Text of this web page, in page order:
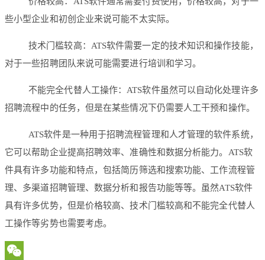
些小型企业和初创企业来说可能不太实际。
技术门槛较高：ATS软件需要一定的技术知识和操作技能，
对于一些招聘团队来说可能需要进行培训和学习。
不能完全代替人工操作：ATS软件虽然可以自动化处理许多
招聘流程中的任务，但是在某些情况下仍需要人工干预和操作。
ATS软件是一种用于招聘流程管理和人才管理的软件系统，
它可以帮助企业提高招聘效率、准确性和数据分析能力。ATS软
件具有许多功能和特点，包括简历筛选和搜索功能、工作流程管
理、多渠道招聘管理、数据分析和报告功能等等。虽然ATS软件
具有许多优势，但是价格较高、技术门槛较高和不能完全代替人
工操作等劣势也需要考虑。